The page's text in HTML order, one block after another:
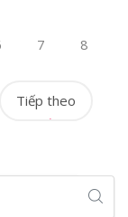
7 8
Tiếp theo